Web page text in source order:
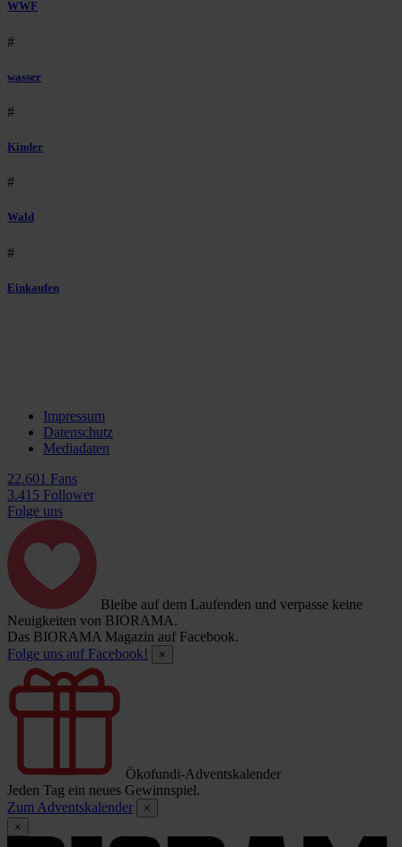
WWF
#
wasser
#
Kinder
#
Wald
#
Einkaufen
Impressum
Datenschutz
Mediadaten
22.601 Fans
3.415 Follower
Folge uns
Bleibe auf dem Laufenden und verpasse keine
Neuigkeiten von BIORAMA.
Das BIORAMA Magazin auf Facebook.
Folge uns auf Facebook!
×
Ökofundi-Adventskalender
Jeden Tag ein neues Gewinnspiel.
Zum Adventskalender
×
×